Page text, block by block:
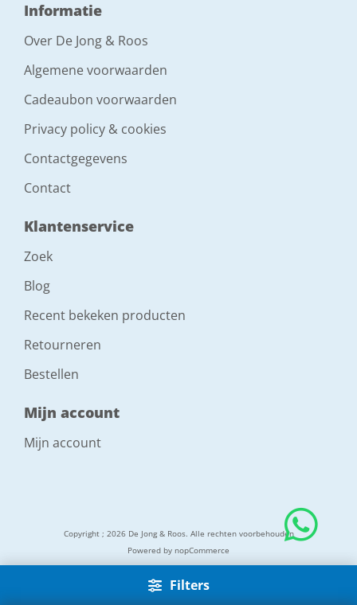
Filters
Informatie
Over De Jong & Roos
Algemene voorwaarden
Cadeaubon voorwaarden
Privacy policy & cookies
Contactgegevens
Contact
Klantenservice
Zoek
Blog
Recent bekeken producten
Retourneren
Bestellen
Mijn account
Mijn account
Copyright ; 2026 De Jong & Roos. Alle rechten voorbehouden
Powered by nopCommerce